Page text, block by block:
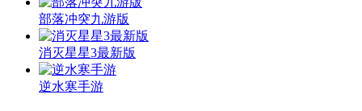
部落冲突九游版
消灭星星3最新版
逆水寒手游